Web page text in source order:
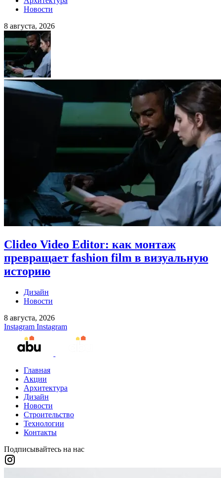
Новости
8 августа, 2026
Clideo Video Editor: как монтаж
превращает fashion film в визуальную
историю
Дизайн
Новости
8 августа, 2026
Instagram Instagram
Главная
Акции
Архитектура
Дизайн
Новости
Строительство
Технологии
Контакты
Подписывайтесь на нас